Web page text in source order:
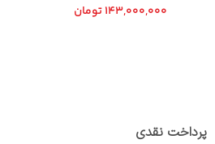
143,000,000 تومان
پرداخت نقدی